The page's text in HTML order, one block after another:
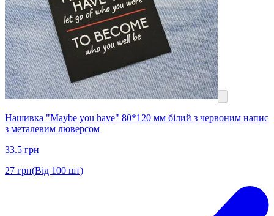
Нашивка "Maybe you have" 80*120 мм білий з червоним напис
з металевим люверсом
33.5 грн
27 грн(Від 100 шт)